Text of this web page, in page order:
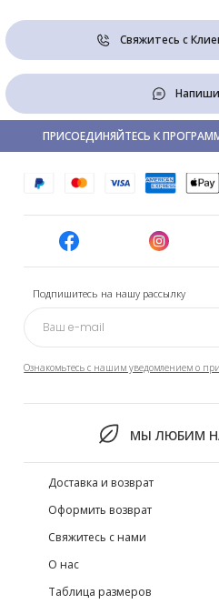
Свяжитесь с
Подпишитесь на нашу рассылку
Ознакомьтесь с нашим уведомлением о
МЫ ЛЮБИМ
ПРИСОЕДИНЯЙТЕСЬ К
Доставка и возврат
Оформить возврат
Свяжитесь с нами
О нас
Таблица размеров